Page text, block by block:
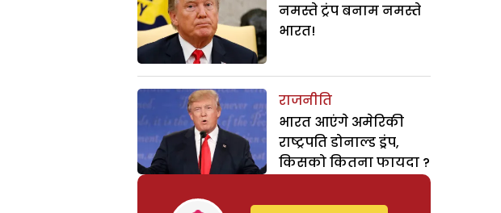
नमस्ते ट्रंप बनाम नमस्ते
भारत!
राजनीति
भारत आएंगे अमेरिकी
राष्ट्रपति डोनाल्ड ड्रंप,
किसको कितना फायदा ?